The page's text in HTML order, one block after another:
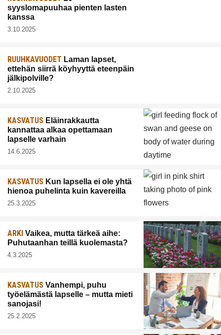
syyslomapuuhaa pienten lasten
kanssa
3.10.2025
RUUHKAVUODET Laman lapset,
ettehän siirrä köyhyyttä eteenpäin
jälkipolville?
2.10.2025
KASVATUS Eläinrakkautta
kannattaa alkaa opettamaan
lapselle varhain
14.6.2025
KASVATUS Kun lapsella ei ole yhtä
hienoa puhelinta kuin kavereilla
25.3.2025
ARKI Vaikea, mutta tärkeä aihe:
Puhutaanhan teillä kuolemasta?
4.3.2025
KASVATUS Vanhempi, puhu
työelämästä lapselle – mutta mieti
sanojasi!
25.2.2025